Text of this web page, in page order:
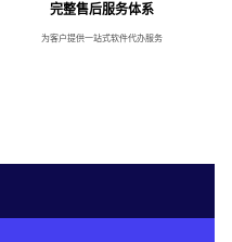
完整售后服务体系
为客户提供一站式软件代办服务